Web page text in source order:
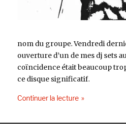
nom du groupe. Vendredi
ouverture d’un de mes dj sets
coïncidence était beaucoup
ce disque significatif.
Continuer la lecturede « The